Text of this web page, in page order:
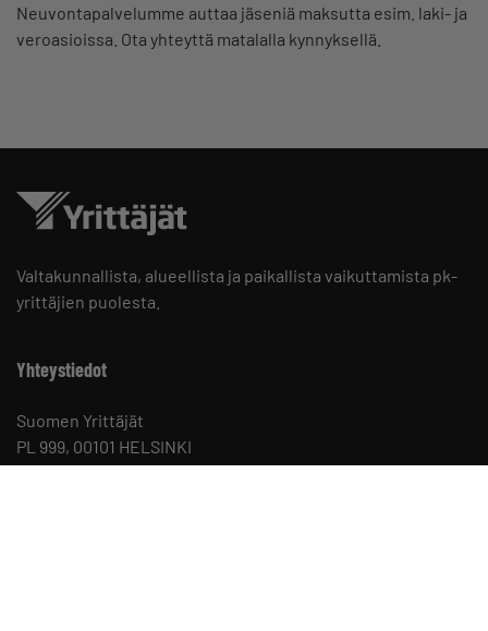
Neuvontapalvelumme auttaa jäseniä maksutta esim. laki- ja
veroasioissa. Ota yhteyttä matalalla kynnyksellä.
Valtakunnallista, alueellista ja paikallista vaikuttamista pk-
yrittäjien puolesta.
Yhteystiedot
Suomen Yrittäjät
PL 999, 00101 HELSINKI
Puhelinvaihde 09 229 221